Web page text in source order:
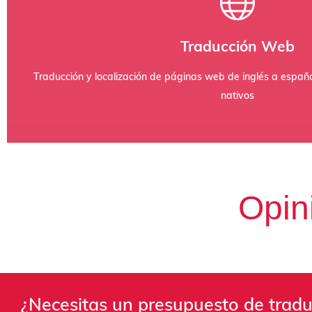
Traducción Web
Traducción y localización de páginas web de inglés a
nativos
Adaptamos tu sitio y tus aplicaciones al mercado objetivo
etiquetas alt y estilos CSS. Este servicio incluye pruebas
como la original.
¿Necesitas un presupuesto de